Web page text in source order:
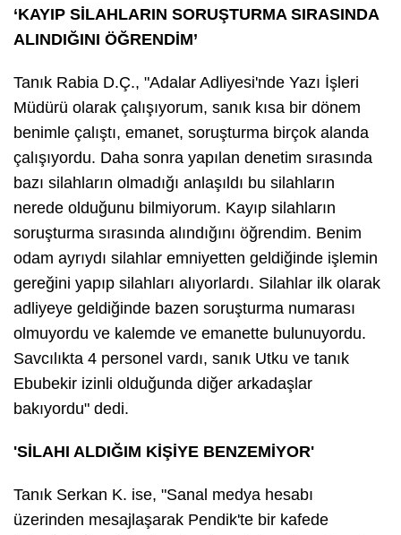
‘KAYIP SİLAHLARIN SORUŞTURMA SIRASINDA
ALINDIĞINI ÖĞRENDİM’
Tanık Rabia D.Ç., "Adalar Adliyesi'nde Yazı İşleri
Müdürü olarak çalışıyorum, sanık kısa bir dönem
benimle çalıştı, emanet, soruşturma birçok alanda
çalışıyordu. Daha sonra yapılan denetim sırasında
bazı silahların olmadığı anlaşıldı bu silahların
nerede olduğunu bilmiyorum. Kayıp silahların
soruşturma sırasında alındığını öğrendim. Benim
odam ayrıydı silahlar emniyetten geldiğinde işlemin
gereğini yapıp silahları alıyorlardı. Silahlar ilk olarak
adliyeye geldiğinde bazen soruşturma numarası
olmuyordu ve kalemde ve emanette bulunuyordu.
Savcılıkta 4 personel vardı, sanık Utku ve tanık
Ebubekir izinli olduğunda diğer arkadaşlar
bakıyordu" dedi.
'SİLAHI ALDIĞIM KİŞİYE BENZEMİYOR'
Tanık Serkan K. ise, "Sanal medya hesabı
üzerinden mesajlaşarak Pendik'te bir kafede